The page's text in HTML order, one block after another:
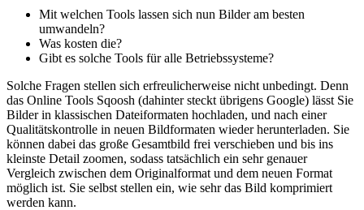
Mit welchen Tools lassen sich nun Bilder am besten
umwandeln?
Was kosten die?
Gibt es solche Tools für alle Betriebssysteme?
Solche Fragen stellen sich erfreulicherweise nicht unbedingt. Denn
das Online Tools Sqoosh (dahinter steckt übrigens Google) lässt Sie
Bilder in klassischen Dateiformaten hochladen, und nach einer
Qualitätskontrolle in neuen Bildformaten wieder herunterladen. Sie
können dabei das große Gesamtbild frei verschieben und bis ins
kleinste Detail zoomen, sodass tatsächlich ein sehr genauer
Vergleich zwischen dem Originalformat und dem neuen Format
möglich ist. Sie selbst stellen ein, wie sehr das Bild komprimiert
werden kann.